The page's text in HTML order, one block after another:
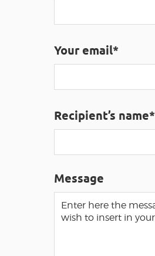
Your email*
Recipient’s name*
Message